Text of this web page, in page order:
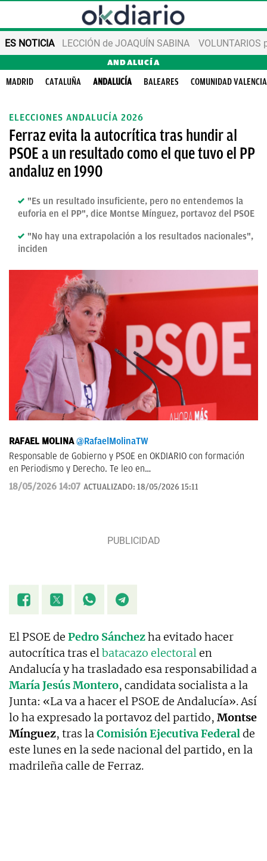
ES NOTICIA LECCIÓN de JOAQUÍN SABINA VOLUNTARIOS
ANDALUCÍA
MADRID CATALUÑA ANDALUCÍA BALEARES COMUNIDAD
ELECCIONES ANDALUCÍA 2026
Ferraz evita la autocrítica tras hundir al
PSOE a un resultado como el que tuvo el PP
andaluz en 1990
"Es un resultado insuficiente, pero no entendemos la
euforia en el PP", dice Montse Mínguez, portavoz del PSOE
"No hay una extrapolación a los resultados nacionales",
inciden
RAFAEL MOLINA @RafaelMolinaTW
Responsable de Gobierno y PSOE en OKDIARIO con formación
en Periodismo y Derecho. Te leo en
rafael.molina@okdiario.com
18/05/2026 14:07 ACTUALIZADO: 18/05/2026 15:11
El PSOE de Pedro Sánchezha evitado hacer
autocrítica tras elbatacazo electoralen
Andalucía y ha trasladado esa responsabilidad a
María Jesús Montero, candidata socialista a la
Junta: «La va a hacer el PSOE de Andalucía». Así
lo ha expresado la portavoz del partido, Montse
Mínguez, tras laComisión Ejecutiva Federalde
este lunes en la sede nacional del partido, en la
madrileña calle de Ferraz.